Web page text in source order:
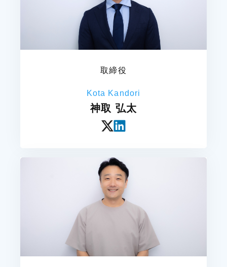
取締役
Kota Kandori
神取 弘太